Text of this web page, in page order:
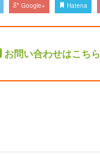
Google+ Hatena
お問い合わせはこちら